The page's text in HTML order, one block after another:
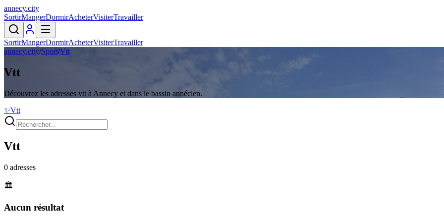
annecy.city
SortirMangerDormirAcheterVisiterTravailler
SortirMangerDormirAcheterVisiterTravailler
annecy.city/Sport/Vtt
Vtt
Découvrez les adresses vtt à Annecy et dans le bassin annécien.
✨Vtt
Vtt
0 adresses
🏛️
Aucun résultat